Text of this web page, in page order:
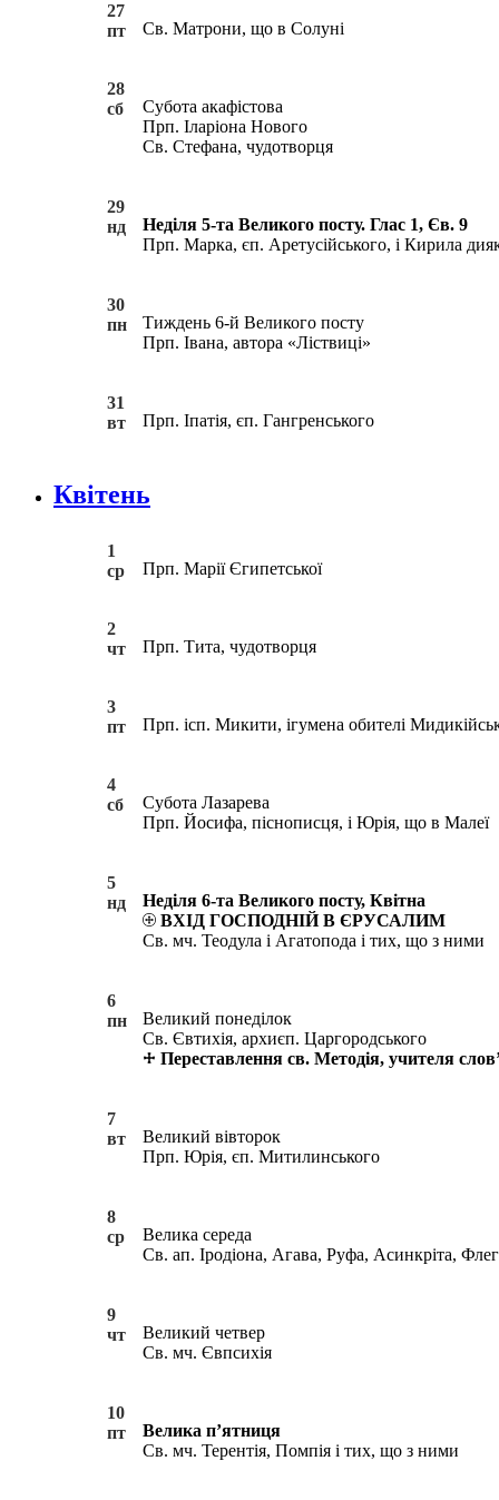
27
пт
Св. Матрони, що в Солуні
28
сб
Субота акафістова
Прп. Іларіона Нового
Св. Стефана, чудотворця
29
нд
Неділя 5-та Великого посту. Глас 1, Єв. 9
Прп. Марка, єп. Аретусійського, і Кирила
30
пн
Тиждень 6-й Великого посту
Прп. Івана, автора «Ліствиці»
31
вт
Прп. Іпатія, єп. Гангренського
Квітень
1
ср
Прп. Марії Єгипетської
2
чт
Прп. Тита, чудотворця
3
пт
Прп. ісп. Микити, ігумена обителі
4
сб
Субота Лазарева
Прп. Йосифа, піснописця, і Юрія, що в Малеї
5
нд
Неділя 6-та Великого посту, Квітна
ВХІД ГОСПОДНІЙ В ЄРУСАЛИМ
Св. мч. Теодула і Агатопода і тих, що з ними
6
пн
Великий понеділок
Св. Євтихія, архиєп. Царгородського
Переставлення св. Методія, учителя
7
вт
Великий вівторок
Прп. Юрія, єп. Митилинського
8
ср
Велика середа
Св. ап. Іродіона, Агава, Руфа, Асинкріта,
9
чт
Великий четвер
Св. мч. Євпсихія
10
пт
Велика п’ятниця
Св. мч. Терентія, Помпія і тих, що з ними